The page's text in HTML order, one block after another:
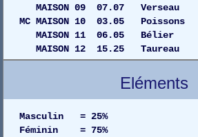
MAISON 09 07.07
MC MAISON 10 03.05
MAISON 11 06.05
MAISON 12 15.25 Taureau
Eléments
Masculin = 25%
Féminin = 75%